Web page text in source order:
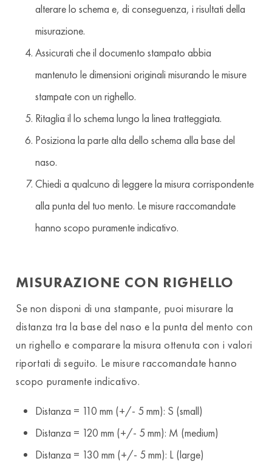
alterare lo schema e, di conseguenza, i risultati della
misurazione.
Assicurati che il documento stampato abbia
mantenuto le dimensioni originali misurando le misure
stampate con un righello.
Ritaglia il lo schema lungo la linea tratteggiata.
Posiziona la parte alta dello schema alla base del
naso.
Chiedi a qualcuno di leggere la misura corrispondente
alla punta del tuo mento. Le misure raccomandate
hanno scopo puramente indicativo.
MISURAZIONE CON RIGHELLO
Se non disponi di una stampante, puoi misurare la
distanza tra la base del naso e la punta del mento con
un righello e comparare la misura ottenuta con i valori
riportati di seguito. Le misure raccomandate hanno
scopo puramente indicativo.
Distanza = 110 mm (+/- 5 mm): S (small)
Distanza = 120 mm (+/- 5 mm): M (medium)
Distanza = 130 mm (+/- 5 mm): L (large)